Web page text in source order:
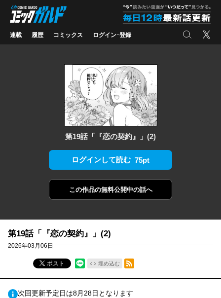
コミックガルド
連載 履歴 コミックス ログイン･登録 検索 X
第19話「『恋の契約』」(2)
ログインして読む 75pt
この作品の無料公開中の話へ
第19話「『恋の契約』」(2)
2026年03月06日
ポスト 埋め込む
RSSフィード
次回更新予定日は8月28日となります